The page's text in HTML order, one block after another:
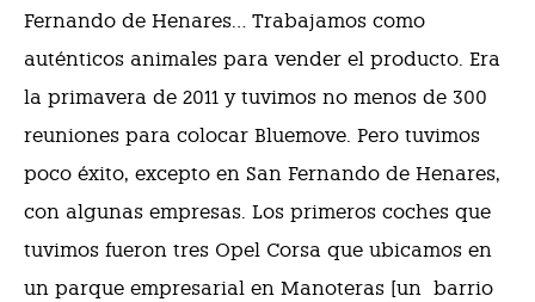
Fernando de Henares… Trabajamos como
auténticos animales para vender el producto. Era
la primavera de 2011 y tuvimos no menos de 300
reuniones para colocar Bluemove. Pero tuvimos
poco éxito, excepto en San Fernando de Henares,
con algunas empresas. Los primeros coches que
tuvimos fueron tres Opel Corsa que ubicamos en
un parque empresarial en Manoteras [un barrio